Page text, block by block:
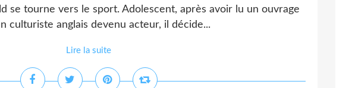
se tourne vers le sport. Adolescent, après avoir lu un ouvrage
culturiste anglais devenu acteur, il décide...
Lire la suite